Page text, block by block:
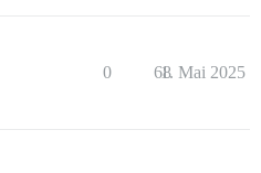
0 681. Mai 2025